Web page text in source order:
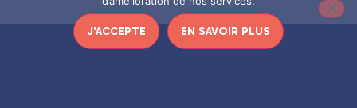
J'ACCEPTE EN SAVOIR PLUS